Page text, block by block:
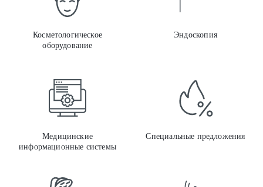
Косметологическое
оборудование
Эндоскопия
Медицинские
информационные системы
Специальные предложения